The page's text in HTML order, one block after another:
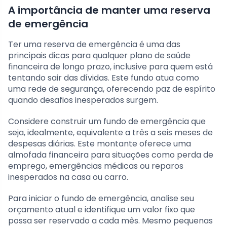
A importância de manter uma reserva
de emergência
Ter uma reserva de emergência é uma das
principais dicas para qualquer plano de saúde
financeira de longo prazo, inclusive para quem está
tentando sair das dívidas. Este fundo atua como
uma rede de segurança, oferecendo paz de espírito
quando desafios inesperados surgem.
Considere construir um fundo de emergência que
seja, idealmente, equivalente a três a seis meses de
despesas diárias. Este montante oferece uma
almofada financeira para situações como perda de
emprego, emergências médicas ou reparos
inesperados na casa ou carro.
Para iniciar o fundo de emergência, analise seu
orçamento atual e identifique um valor fixo que
possa ser reservado a cada mês. Mesmo pequenas